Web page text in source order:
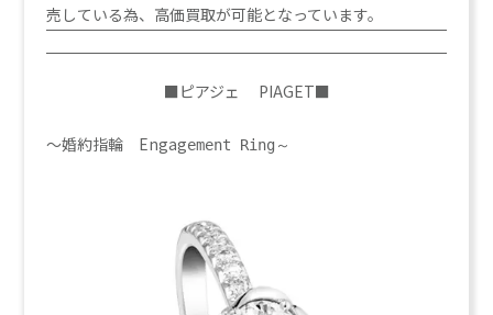
売している為、高価買取が可能となっています。
■ピアジェ PIAGET■
～婚約指輪 Engagement Ring～